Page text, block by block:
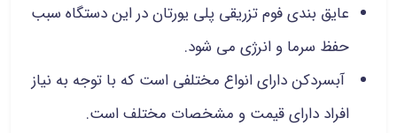
عایق بندی فوم تزریقی پلی یورتان در این دستگاه سبب
حفظ سرما و انرژی می شود.
آبسردکن دارای انواع مختلفی است که با توجه به نیاز
افراد دارای قیمت و مشخصات مختلف است.